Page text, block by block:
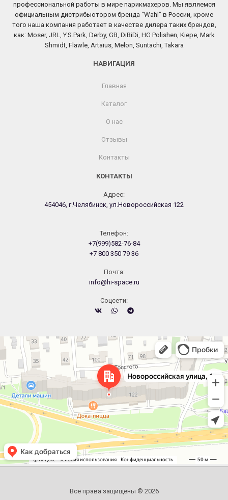
профессиональной работы в мире парикмахеров. Мы являемся
официальным дистрибьютором бренда “Wahl” в России, кроме
того наша компания работает в качестве дилера таких брендов,
как: Moser, JRL, Y.S.Park, Derby, GB, DiBiDi, HG Polishen, Kiepe, Mark
Shmidt, Flawle, Artaius, Melon, Suntachi, Takara
НАВИГАЦИЯ
Главная
Каталог
О нас
Отзывы
Контакты
КОНТАКТЫ
Адрес:
454046, г.Челябинск, ул.Новороссийская 122
Телефон:
+7(999)582-76-84
+7 800 350 79 36
Почта:
info@hi-space.ru
Cоцсети:
Челябинск
Новороссийская улица, 122 — Яндекс.Карты
Все права защищены © 2026